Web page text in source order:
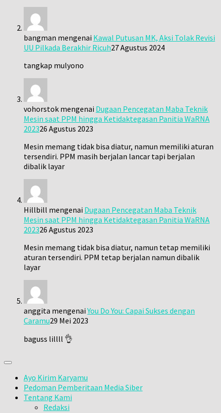
bangman mengenai Kawal Putusan MK, Aksi Tolak Revisi
UU Pilkada Berakhir Ricuh27 Agustus 2024
tangkap mulyono
vohorstok mengenai Dugaan Pencegatan Maba Teknik
Mesin saat PPM hingga Ketidaktegasan Panitia WaRNA
202326 Agustus 2023
Mesin memang tidak bisa diatur, namun memiliki aturan
tersendiri. PPM masih berjalan lancar tapi berjalan
dibalik layar
Hillbill mengenai Dugaan Pencegatan Maba Teknik
Mesin saat PPM hingga Ketidaktegasan Panitia WaRNA
202326 Agustus 2023
Mesin memang tidak bisa diatur, namun tetap memiliki
aturan tersendiri. PPM tetap berjalan namun dibalik
layar
anggita mengenaiYou Do You: Capai Sukses dengan
Caramu29 Mei 2023
baguss lillll 👌
Ayo Kirim Karyamu
Pedoman Pemberitaan Media Siber
Tentang Kami
Redaksi